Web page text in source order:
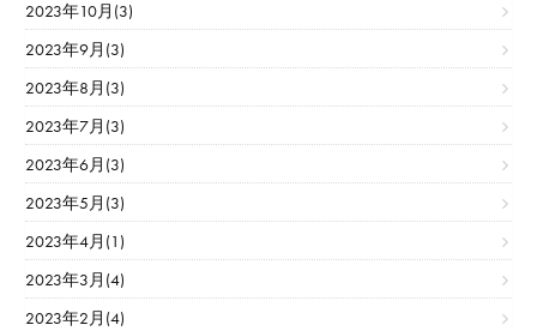
2023年10月(3)
2023年9月(3)
2023年8月(3)
2023年7月(3)
2023年6月(3)
2023年5月(3)
2023年4月(1)
2023年3月(4)
2023年2月(4)